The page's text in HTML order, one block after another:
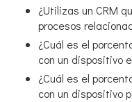
¿Utilizas un CRM
procesos
¿Cuál es el
con un dispositivo
¿Cuál es el
con un dispositivo